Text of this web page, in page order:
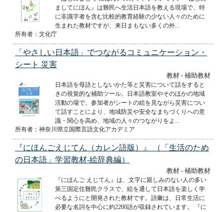
ましてにほん』は難民へ生活日本語を教える現場で、特
に非識字者を含む比較的教育経験の少ない人々のために
生まれた教材ですが、来日まもない多くの外...
所有者：文化庁
「やさしい日本語」でつながるコミュニケーション・
シート 災害
教材 - 補助教材
日本語を母語としないかた等と災害について話をすると
きの視覚的な補助ツール。日本語教室やそのほかの地域
活動の場で、参加者がシートの絵を見ながら災害につい
て話すことにより、地域防災や安全なまちづくりへの意
識・関心を高め、地域の人々のつながりをよ...
所有者：神奈川県立国際言語文化アカデミア
『にほんごえじてん（カレン語版）』 （「生活のため
の日本語」学習教材-絵辞典編）
教材 - 補助教材
『にほんご えじてん』は、文字に親しみのない人の多い
第三国定住難民クラスで、絵を通して日本語を楽しく学
べるようにと開発された教材です。語彙は、日常生活に
必要な名詞を中心に約2200語が収録されています。 『に